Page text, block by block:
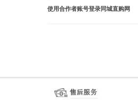
使用合作者账号登录同城直购网